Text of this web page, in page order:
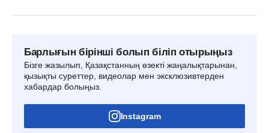
Барлығын бірінші болып біліп отырыңыз
Бізге жазылып, Қазақстанның өзекті жаңалықтарынан,
қызықты суреттер, видеолар мен эксклюзивтерден
хабардар болыңыз.
Instagram